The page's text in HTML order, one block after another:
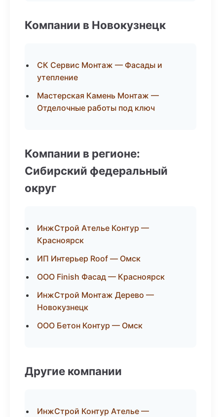
Компании в Новокузнецк
СК Сервис Монтаж — Фасады и
утепление
Мастерская Камень Монтаж —
Отделочные работы под ключ
Компании в регионе:
Сибирский федеральный
округ
ИнжСтрой Ателье Контур —
Красноярск
ИП Интерьер Roof — Омск
ООО Finish Фасад — Красноярск
ИнжСтрой Монтаж Дерево —
Новокузнецк
ООО Бетон Контур — Омск
Другие компании
ИнжСтрой Контур Ателье —